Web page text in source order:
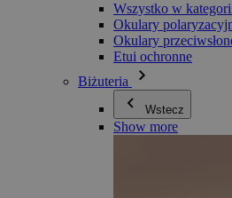
Wszystko w
Okulary
Okulary
Etui ochronne
Biżuteria
Wstecz
Show more